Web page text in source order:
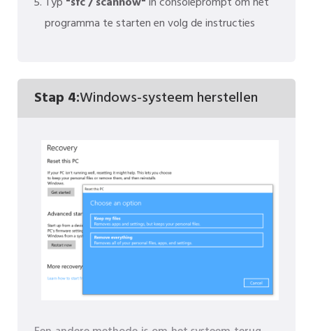
programma te starten en volg de instructies
Stap 4:Windows-systeem herstellen